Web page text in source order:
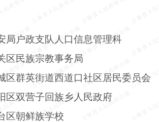
局户政支队人口信息管理科
区民族宗教事务局
区群英街道西道口社区居民委员会
区双营子回族乡人民政府
区朝鲜族学校